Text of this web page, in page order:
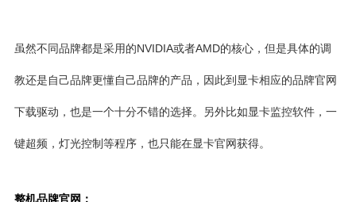
虽然不同品牌都是采用的NVIDIA或者AMD的核心，但是具体的调
教还是自己品牌更懂自己品牌的产品，因此到显卡相应的品牌官网
下载驱动，也是一个十分不错的选择。另外比如显卡监控软件，一
键超频，灯光控制等程序，也只能在显卡官网获得。
整机品牌官网：